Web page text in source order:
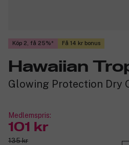
Köp 2, få 25% Få 14 kr bonus
Hawaiian
Glowing Protection Dry
Medlemspris:
101 kr
135 kr